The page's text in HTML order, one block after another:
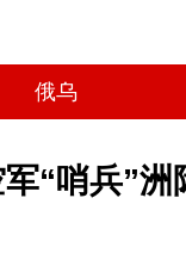
俄乌
“哨兵”